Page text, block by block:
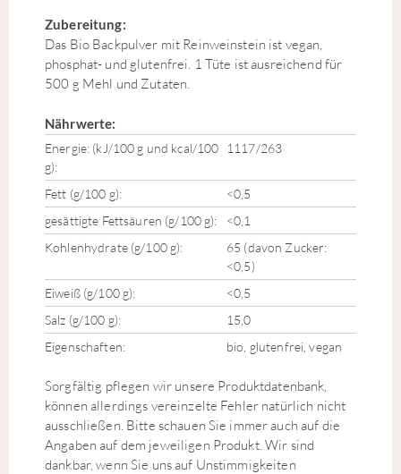
Zubereitung:
Das Bio Backpulver mit Reinweinstein ist vegan,
phosphat- und glutenfrei. 1 Tüte ist ausreichend für
500 g Mehl und Zutaten.
Nährwerte:
Energie: (kJ/100 g und kcal/100
g):
1117/263
Fett (g/100 g):
<0,5
gesättigte Fettsäuren (g/100 g):
<0,1
Kohlenhydrate (g/100 g):
65 (davon Zucker:
<0,5)
Eiweiß (g/100 g):
<0,5
Salz (g/100 g):
15,0
Eigenschaften:
bio, glutenfrei, vegan
Sorgfältig pflegen wir unsere Produktdatenbank,
können allerdings vereinzelte Fehler natürlich nicht
ausschließen. Bitte schauen Sie immer auch auf die
Angaben auf dem jeweiligen Produkt. Wir sind
dankbar, wenn Sie uns auf Unstimmigkeiten